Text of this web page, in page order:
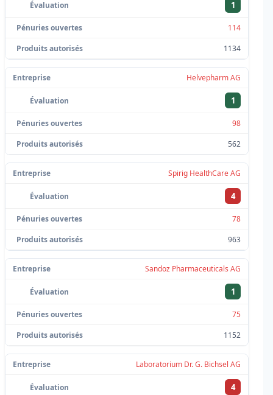
1
114
1134
Helvepharm AG
1
98
562
Spirig HealthCare AG
4
78
963
Sandoz Pharmaceuticals AG
1
75
1152
Laboratorium Dr. G. Bichsel AG
4